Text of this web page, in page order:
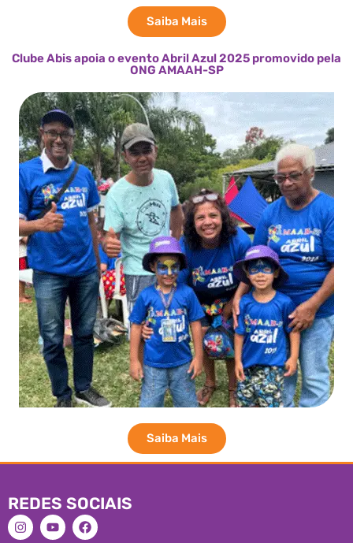
Saiba Mais
Clube Abis apoia o evento Abril Azul 2025 promovido pela
ONG AMAAH-SP
Saiba Mais
REDES SOCIAIS